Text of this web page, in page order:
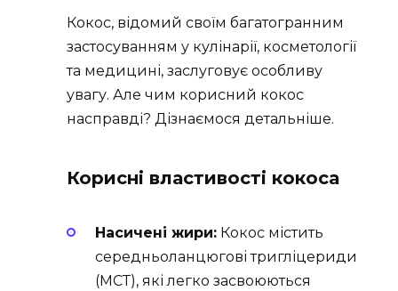
Кокос, відомий своїм багатогранним
застосуванням у кулінарії, косметології
та медицині, заслуговує особливу
увагу. Але чим корисний кокос
насправді? Дізнаємося детальніше.
Корисні властивості кокоса
Насичені жири: Кокос містить
середньоланцюгові тригліцериди
(МСТ), які легко засвоюються